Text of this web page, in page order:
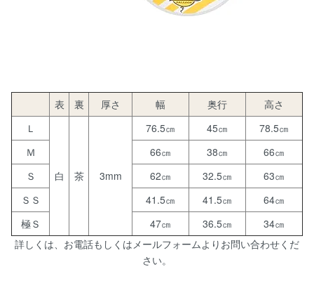
表 裏 厚さ 幅 奥行
高さ
Ｌ
白 茶 3mm
76.5㎝ 45㎝
78.5㎝
Ｍ
66㎝ 38㎝
66㎝
Ｓ
62㎝ 32.5㎝
63㎝
ＳＳ
41.5㎝ 41.5㎝
64㎝
極Ｓ
47㎝ 36.5㎝
34㎝
詳しくは、お電話もしくはメールフォームよりお問い合わせくだ
さい。